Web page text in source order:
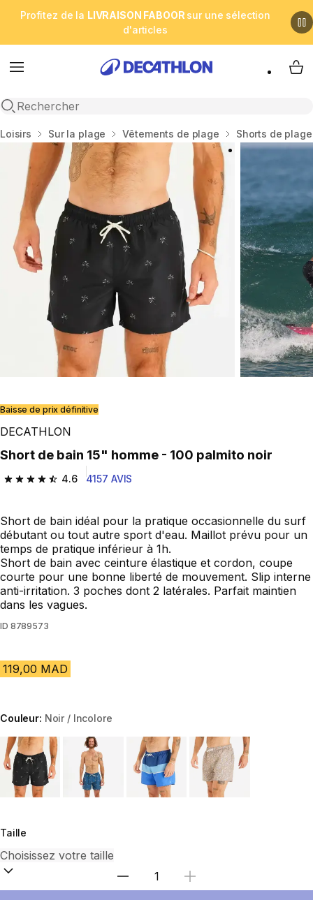
Profitez de la LIVRAISON FABOOR sur une sélection
d'articles
Menu
Open search
My
Accueil
Loisirs Sur la plage Vêtements de plage Shorts de plage
Play Video
Baisse de prix définitive
DECATHLON
Short de bain 15" homme - 100 palmito noir
4.6
4.6 out of 5 stars from 4157 reviews
4157 AVIS
Short de bain idéal pour la pratique occasionnelle du surf
débutant ou tout autre sport d'eau. Maillot prévu pour un
temps de pratique inférieur à 1h.
Short de bain avec ceinture élastique et cordon, coupe
courte pour une bonne liberté de mouvement. Slip interne
anti-irritation. 3 poches dont 2 latérales. Parfait maintien
dans les vagues.
ID 8789573
119,00 MAD
Couleur: Noir / Incolore
Choose a variant
Taille
Sélectionnez la quantité